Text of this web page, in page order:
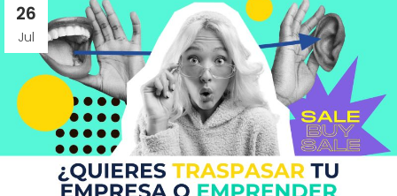
26
Jul